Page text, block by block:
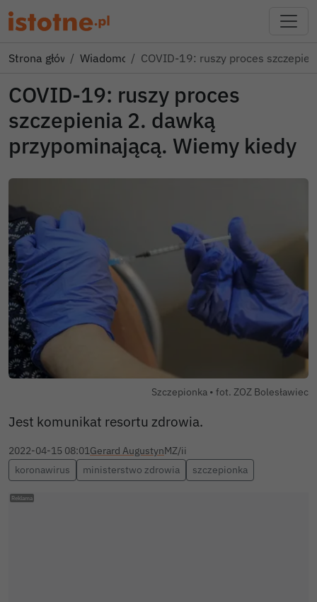
Strona głównaWiadomościCOVID-19: ruszy proces
COVID-19: ruszy proces
szczepienia 2. dawką
przypominającą. Wiemy kiedy
Szczepionka • fot. ZOZ Bolesławiec
Jest komunikat resortu zdrowia.
2022-04-15 08:01Gerard AugustynMZ/ii
koronawirus
ministerstwo zdrowia szczepionka